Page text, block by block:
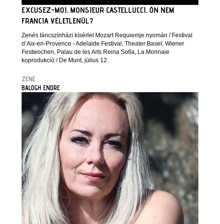
EXCUSEZ-MOI, MONSIEUR CASTELLUCCI, ÖN NEM
FRANCIA VÉLETLENÜL?
Zenés táncszínházi kísérlet Mozart Requiemje nyomán / Festival
d’Aix-en-Provence - Adelaide Festival, Theater Basel, Wiener
Festwochen, Palau de les Arts Reina Sofía, La Monnaie
koprodukció / De Munt, július 12.
ZENE
BALOGH ENDRE